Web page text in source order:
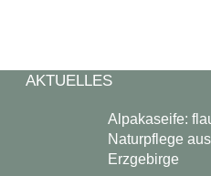
AKTUELLES
Alpakaseife:
Naturpflege
Erzgebirge